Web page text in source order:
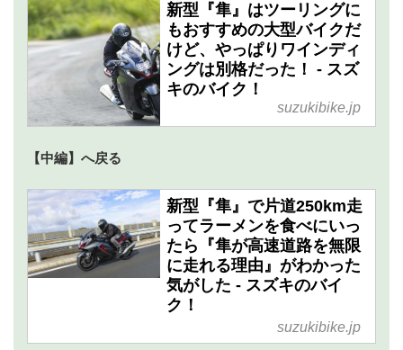
新型『隼』はツーリングに
もおすすめの大型バイクだ
けど、やっぱりワインディ
ングは別格だった！ - スズ
キのバイク！
suzukibike.jp
【中編】へ戻る
新型『隼』で片道250km走
ってラーメンを食べにいっ
たら『隼が高速道路を無限
に走れる理由』がわかった
気がした - スズキのバイ
ク！
suzukibike.jp